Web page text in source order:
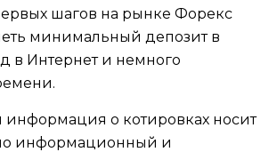
шагов на рынке Форекс
минимальный депозит в
в Интернет и немного
информация о котировках носит
информационный и